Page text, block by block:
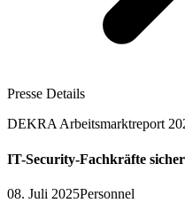
Presse Details
DEKRA Arbeitsmarktreport
IT-Security-Fachkräfte
08. Juli 2025Personnel